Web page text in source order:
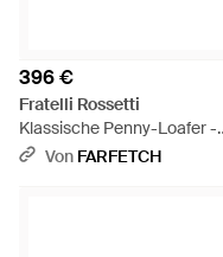
396 €
Fratelli Rossetti
Klassische Penny-Loafer -
Schwarz
Von FARFETCH